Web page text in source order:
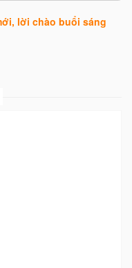
lời chào buổi sáng